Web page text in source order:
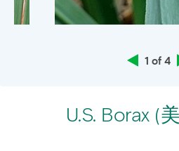
1 of 4
U.S. Borax (